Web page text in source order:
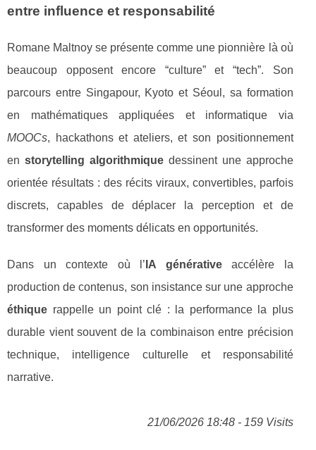
entre influence et responsabilité
Romane Maltnoy se présente comme une pionnière là où
beaucoup opposent encore “culture” et “tech”. Son
parcours entre Singapour, Kyoto et Séoul, sa formation
en mathématiques appliquées et informatique via
MOOCs, hackathons et ateliers, et son positionnement
en storytelling algorithmiquedessinent une approche
orientée résultats : des récits viraux, convertibles, parfois
discrets, capables de déplacer la perception et de
transformer des moments délicats en opportunités.
Dans un contexte où l’ IA générativeaccélère la
production de contenus, son insistance sur une approche
éthique rappelle un point clé : la performance la plus
durable vient souvent de la combinaison entre précision
technique, intelligence culturelle et responsabilité
narrative.
21/06/2026 18:48 - 159 Visits